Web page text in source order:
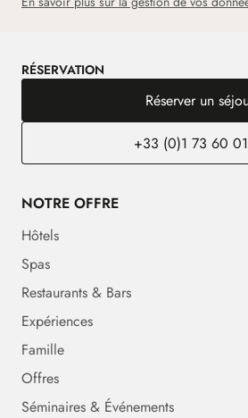
RÉSERVATION
Réserver un
+33 (0)1 73 60
NOTRE OFFRE
Hôtels
Spas
Restaurants & Bars
Expériences
Famille
Offres
Séminaires & Événements